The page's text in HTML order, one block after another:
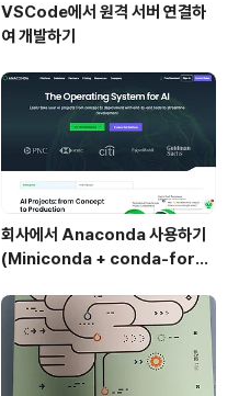
VSCode에서 원격 서버 연결하
여 개발하기
회사에서 Anaconda 사용하기
(Miniconda + conda-forg